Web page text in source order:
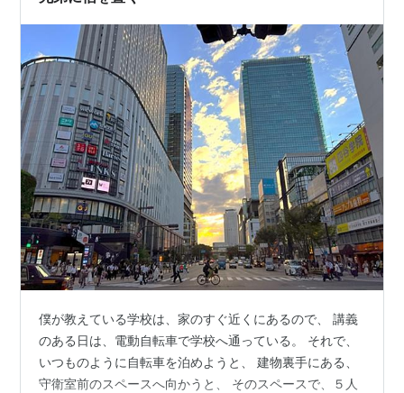
僕が教えている学校は、家のすぐ近くにあるので、 講義
のある日は、電動自転車で学校へ通っている。 それで、
いつものように自転車を泊めようと、 建物裏手にある、
守衛室前のスペースへ向かうと、 そのスペースで、５人